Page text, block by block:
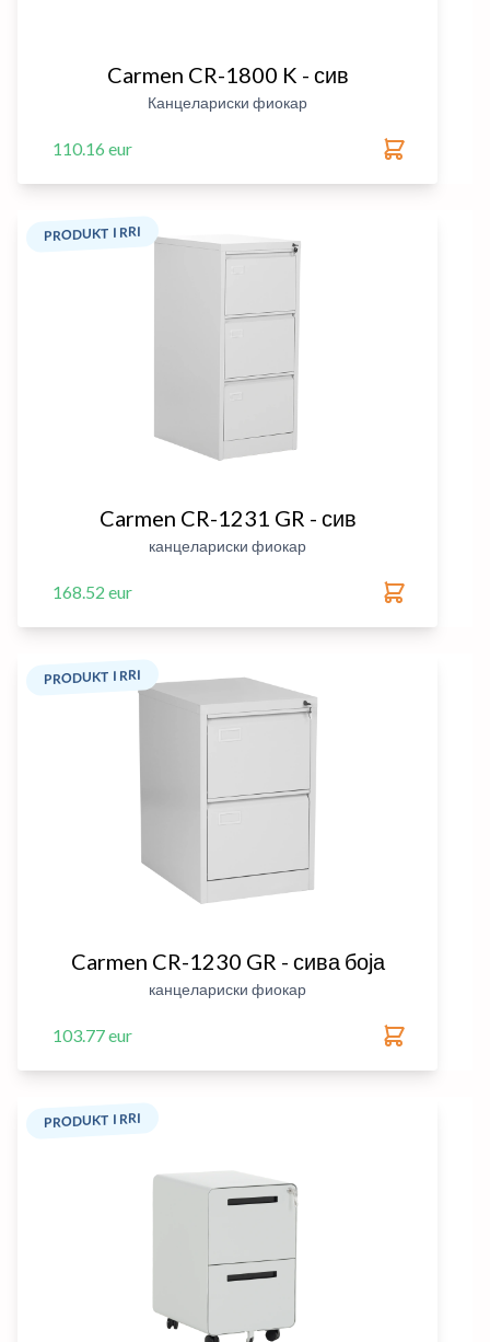
Carmen CR-1800 K - сив
Канцелариски фиокар
110.16 eur
PRODUKT I RRI
Carmen CR-1231 GR - сив
канцелариски фиокар
168.52 eur
PRODUKT I RRI
Carmen CR-1230 GR - сива боја
канцелариски фиокар
103.77 eur
PRODUKT I RRI